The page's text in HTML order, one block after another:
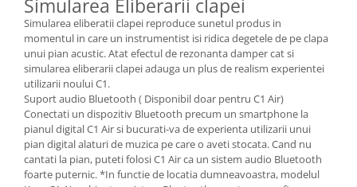
Simularea Eliberarii clapei
Simularea eliberatii clapei reproduce sunetul produs in
momentul in care un instrumentist isi ridica degetele de pe clapa
unui pian acustic. Atat efectul de rezonanta damper cat si
simularea eliberarii clapei adauga un plus de realism experientei
utilizarii noului C1.
Suport audio Bluetooth ( Disponibil doar pentru C1 Air)
Conectati un dispozitiv Bluetooth precum un smartphone la
pianul digital C1 Air si bucurati-va de experienta utilizarii unui
pian digital alaturi de muzica pe care o aveti stocata. Cand nu
cantati la pian, puteti folosi C1 Air ca un sistem audio Bluetooth
foarte puternic. *In functie de locatia dumneavoastra, modelul